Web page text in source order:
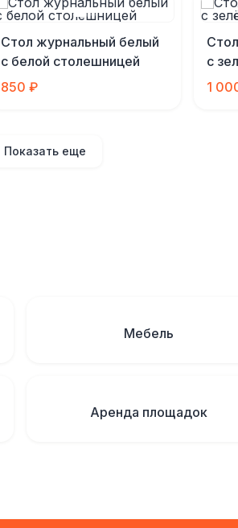
Стол журнальный белый
с белой столешницей
850 ₽
с
1
Показать еще
Мебель
Аренда площадок